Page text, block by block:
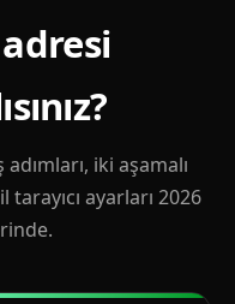
iki aşamalı
ayarları 2026